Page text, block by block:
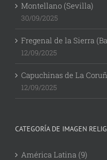
Montellano (Sevilla)
30/09/2025
Fregenal de la Sierra
12/09/2025
Capuchinas de La
12/09/2025
CATEGORÍA DE IMAGEN
América Latina (9)